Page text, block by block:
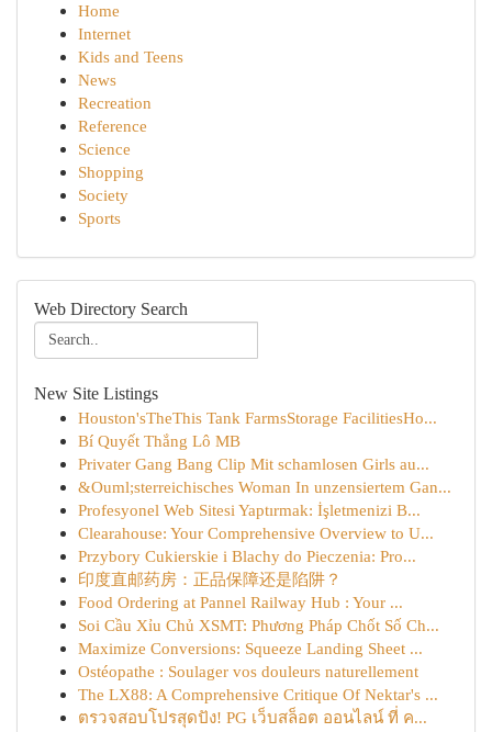
Home
Internet
Kids and Teens
News
Recreation
Reference
Science
Shopping
Society
Sports
Web Directory Search
New Site Listings
Houston'sTheThis Tank FarmsStorage FacilitiesHo...
Bí Quyết Thắng Lô MB
Privater Gang Bang Clip Mit schamlosen Girls au...
&Ouml;sterreichisches Woman In unzensiertem Gan...
Profesyonel Web Sitesi Yaptırmak: İşletmenizi B...
Clearahouse: Your Comprehensive Overview to U...
Przybory Cukierskie i Blachy do Pieczenia: Pro...
印度直邮药房：正品保障还是陷阱？
Food Ordering at Pannel Railway Hub : Your ...
Soi Cầu Xỉu Chủ XSMT: Phương Pháp Chốt Số Ch...
Maximize Conversions: Squeeze Landing Sheet ...
Ostéopathe : Soulager vos douleurs naturellement
The LX88: A Comprehensive Critique Of Nektar's ...
ตรวจสอบโปรสุดปัง! PG เว็บสล็อต ออนไลน์ ที่ ค...